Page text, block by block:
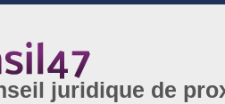
juridique de